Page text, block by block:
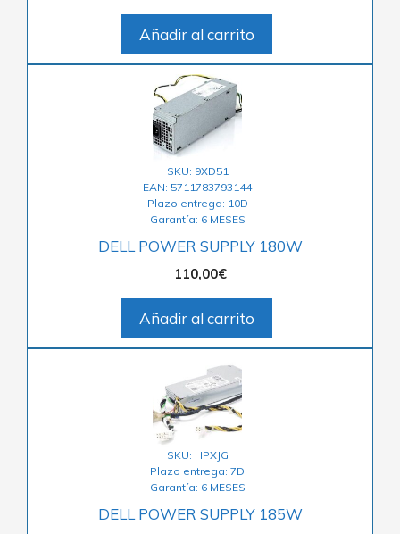
Añadir al carrito
SKU: 9XD51
EAN: 5711783793144
Plazo entrega: 10D
Garantía: 6 MESES
DELL POWER SUPPLY 180W
110,00€
Añadir al carrito
SKU: HPXJG
Plazo entrega: 7D
Garantía: 6 MESES
DELL POWER SUPPLY 185W